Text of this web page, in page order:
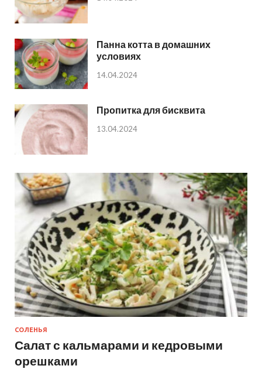
Панна котта в домашних
условиях
14.04.2024
Пропитка для бисквита
13.04.2024
СОЛЕНЬЯ
Салат с кальмарами и кедровыми
орешками